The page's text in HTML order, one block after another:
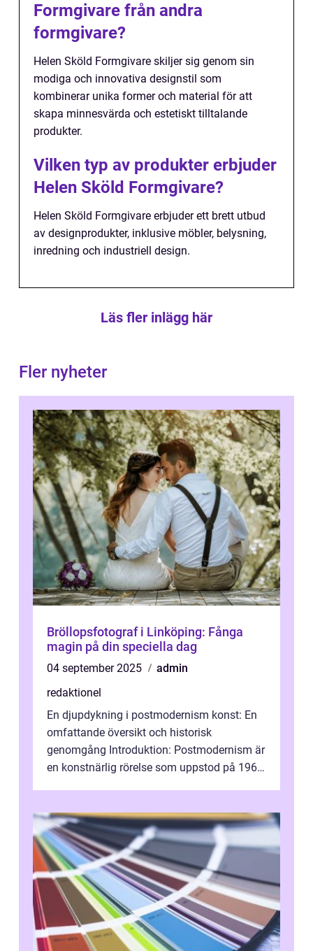
Formgivare från andra
formgivare?
Helen Sköld Formgivare skiljer sig genom sin
modiga och innovativa designstil som
kombinerar unika former och material för att
skapa minnesvärda och estetiskt tilltalande
produkter.
Vilken typ av produkter erbjuder
Helen Sköld Formgivare?
Helen Sköld Formgivare erbjuder ett brett utbud
av designprodukter, inklusive möbler, belysning,
inredning och industriell design.
Läs fler inlägg här
Fler nyheter
Bröllopsfotograf i Linköping: Fånga
magin på din speciella dag
04 september 2025
admin
redaktionel
En djupdykning i postmodernism konst: En
omfattande översikt och historisk
genomgång Introduktion: Postmodernism är
en konstnärlig rörelse som uppstod på 1960-